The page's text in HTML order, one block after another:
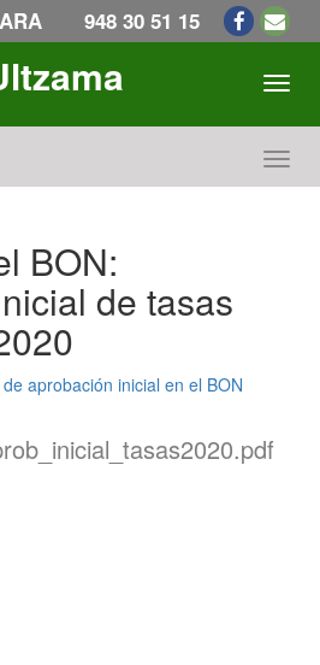
948 30 51 15
BON:
de tasas
aprobación inicial en el BON